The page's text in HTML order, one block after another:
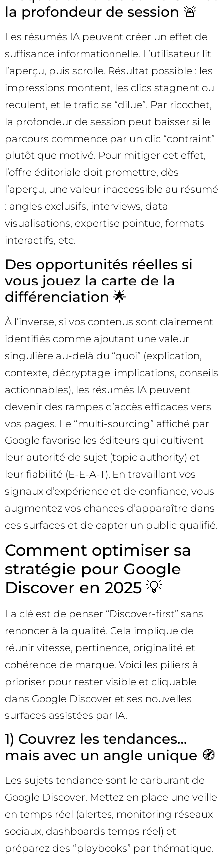
la profondeur de session 🚨
Les résumés IA peuvent créer un effet de
suffisance informationnelle. L’utilisateur lit
l’aperçu, puis scrolle. Résultat possible : les
impressions montent, les clics stagnent ou
reculent, et le trafic se “dilue”. Par ricochet,
la profondeur de session peut baisser si le
parcours commence par un clic “contraint”
plutôt que motivé. Pour mitiger cet effet,
l’offre éditoriale doit promettre, dès
l’aperçu, une valeur inaccessible au résumé
: angles exclusifs, interviews, data
visualisations, expertise pointue, formats
interactifs, etc.
Des opportunités réelles si
vous jouez la carte de la
différenciation 🌟
À l’inverse, si vos contenus sont clairement
identifiés comme ajoutant une valeur
singulière au-delà du “quoi” (explication,
contexte, décryptage, implications, conseils
actionnables), les résumés IA peuvent
devenir des rampes d’accès efficaces vers
vos pages. Le “multi-sourcing” affiché par
Google favorise les éditeurs qui cultivent
leur autorité de sujet (topic authority) et
leur fiabilité (E-E-A-T). En travaillant vos
signaux d’expérience et de confiance, vous
augmentez vos chances d’apparaître dans
ces surfaces et de capter un public qualifié.
Comment optimiser sa
stratégie pour Google
Discover en 2025 💡
La clé est de penser “Discover-first” sans
renoncer à la qualité. Cela implique de
réunir vitesse, pertinence, originalité et
cohérence de marque. Voici les piliers à
prioriser pour rester visible et cliquable
dans Google Discover et ses nouvelles
surfaces assistées par IA.
1) Couvrez les tendances…
mais avec un angle unique 🧭
Les sujets tendance sont le carburant de
Google Discover. Mettez en place une veille
en temps réel (alertes, monitoring réseaux
sociaux, dashboards temps réel) et
préparez des “playbooks” par thématique.